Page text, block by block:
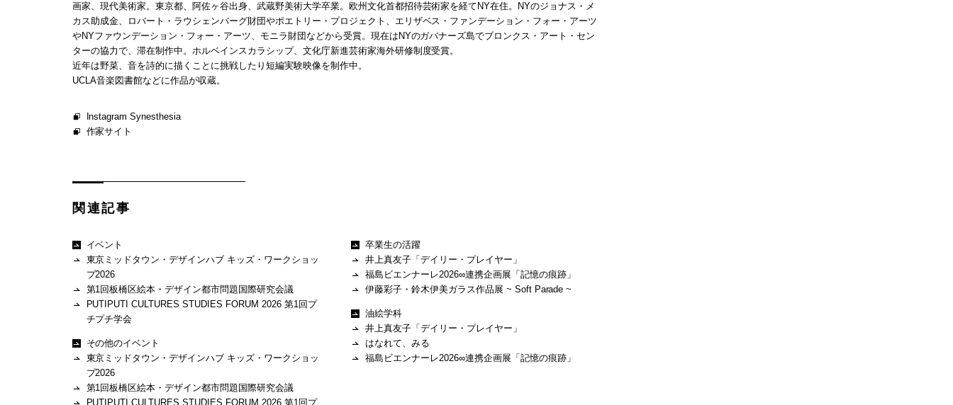
画家、現代美術家。東京都、阿佐ヶ谷出身、武蔵野美術大学卒業。欧州文化首都招待芸術家を経てNY在住。NYのジョナス・メ
カス助成金、ロバート・ラウシェンバーグ財団やポエトリー・プロジェクト、エリザベス・ファンデーション・フォー・アーツ
やNYファウンデーション・フォー・アーツ、モニラ財団などから受賞。現在はNYのガバナーズ島でブロンクス・アート・セン
ターの協力で、滞在制作中。ホルベインスカラシップ、文化庁新進芸術家海外研修制度受賞。
近年は野菜、音を詩的に描くことに挑戦したり短編実験映像を制作中。
UCLA音楽図書館などに作品が収蔵。
Instagram Synesthesia
作家サイト
関連記事
イベント
東京ミッドタウン・デザインハブ キッズ・ワークショッ
プ2026
第1回板橋区絵本・デザイン都市問題国際研究会議
PUTIPUTI CULTURES STUDIES FORUM 2026 第1回プ
チプチ学会
その他のイベント
東京ミッドタウン・デザインハブ キッズ・ワークショッ
プ2026
第1回板橋区絵本・デザイン都市問題国際研究会議
PUTIPUTI CULTURES STUDIES FORUM 2026 第1回プ
卒業生の活躍
井上真友子「デイリー・プレイヤー」
福島ビエンナーレ2026∞連携企画展「記憶の痕跡」
伊藤彩子・鈴木伊美ガラス作品展 ~ Soft Parade ~
油絵学科
井上真友子「デイリー・プレイヤー」
はなれて、みる
福島ビエンナーレ2026∞連携企画展「記憶の痕跡」